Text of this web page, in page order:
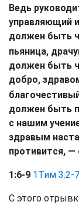
Ведь
управляющий
должен быть
пьяница,
должен быть
добро,
должен быть
с нашим
здравым
противится, —
1:6-9 1Тим 3:2-7
С этого